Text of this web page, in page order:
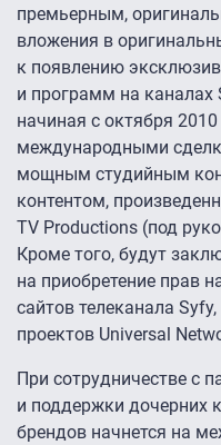
премьерным,
вложения в
к появлению
и программ на каналах
начиная с октября
международными
мощным студийным
контентом,
TV Productions (под
Кроме того, будут
на приобретение прав
сайтов телеканала
проектов Universal
При сотрудничестве с
и поддержки дочерних
брендов начнется на